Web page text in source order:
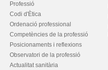
Professió
Codi d'Ètica
Ordenació professional
Competències de la professió
Posicionaments i reflexions
Observatori de la professió
Actualitat sanitària